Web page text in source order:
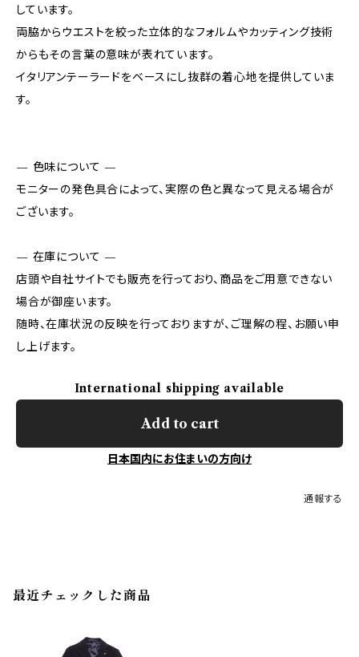
しています。
両脇からウエストを絞った立体的なフォルムやカッティング技術
からもその言葉の意味が表れています。
イタリアンテーラードをベースにし抜群の着心地を提供していま
す。
— 色味について —
モニターの発色具合によって、実際の色と異なって見える場合が
ございます。
— 在庫について —
店頭や自社サイトでも販売を行っており、商品をご用意できない
場合が御座います。
随時、在庫状況の反映を行っておりますが、ご理解の程、お願い申
し上げます。
International shipping available
Add to cart
日本国内にお住まいの方向け
通報する
最近チェックした商品